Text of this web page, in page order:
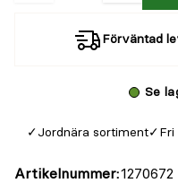
Förväntad
Se
Jordnära sortiment Fri
Artikelnummer 1270672